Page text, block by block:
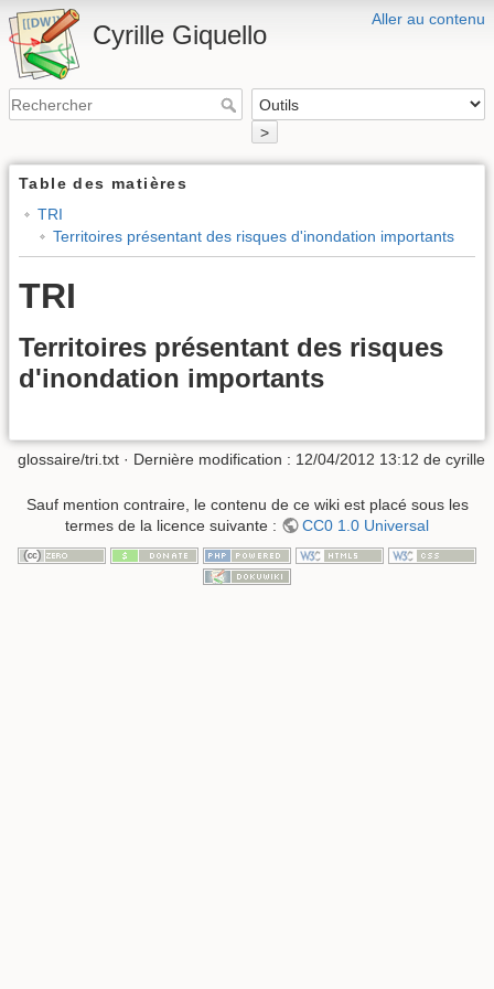
Aller au contenu
Cyrille Giquello
>
Table des matières
TRI
Territoires présentant des risques d'inondation importants
TRI
Territoires présentant des risques
d'inondation importants
glossaire/tri.txt · Dernière modification : 12/04/2012 13:12 de cyrille
Sauf mention contraire, le contenu de ce wiki est placé sous les
termes de la licence suivante :
CC0 1.0 Universal